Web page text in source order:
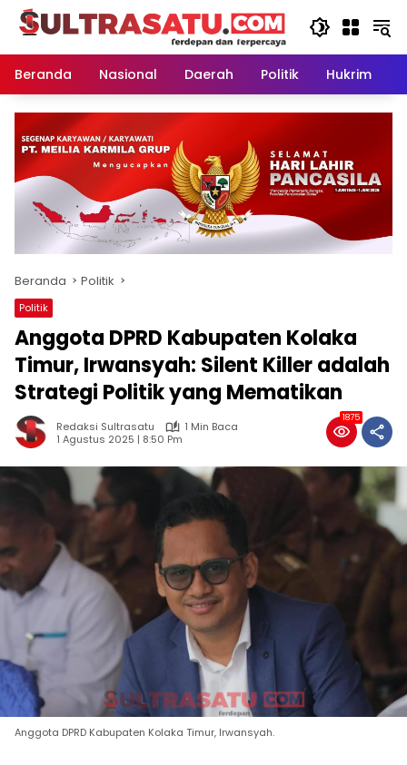
Langsung
Beranda
Nasional Daerah Politik Hukrim
Beranda Politik
Politik
Anggota DPRD Kabupaten Kolaka
Timur, Irwansyah: Silent Killer adalah
Strategi Politik yang Mematikan
Redaksi Sultrasatu
1 Min Baca
1 Agustus 2025 | 8:50 Pm
1875
Anggota DPRD Kabupaten Kolaka Timur, Irwansyah.